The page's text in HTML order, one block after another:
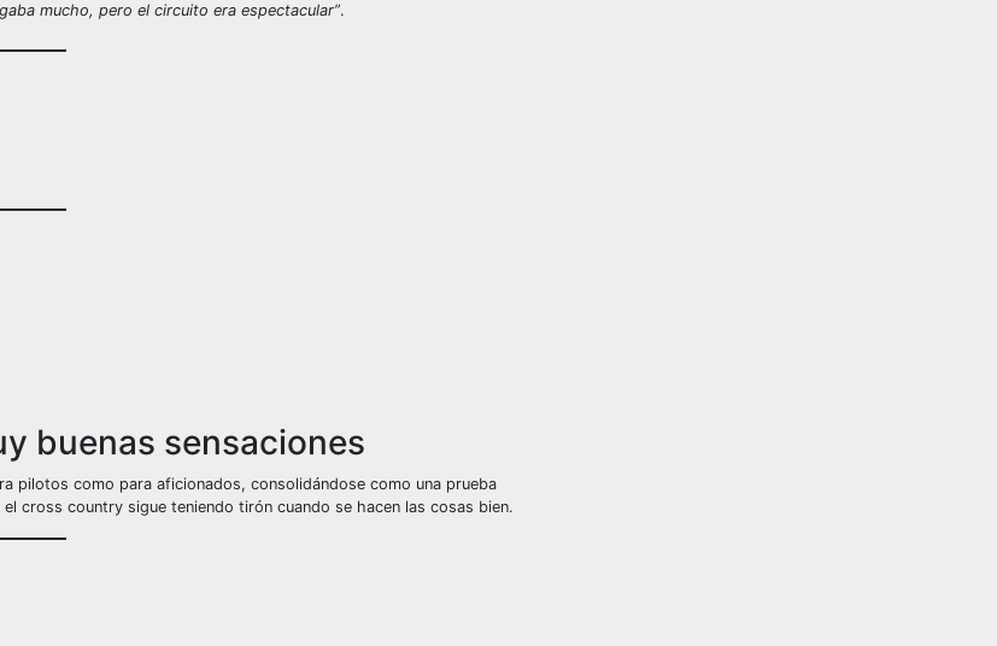
mucho, pero el circuito era espectacular”.
buenas sensaciones
pilotos como para aficionados, consolidándose como una prueba
cross country sigue teniendo tirón cuando se hacen las cosas bien.